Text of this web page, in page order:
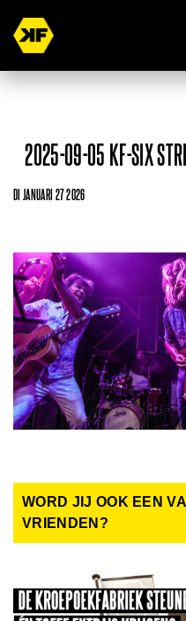
2025-09-05 KF-SIX
DI JANUARI 27 2026
WORD JIJ OOK EEN
VRIENDEN?